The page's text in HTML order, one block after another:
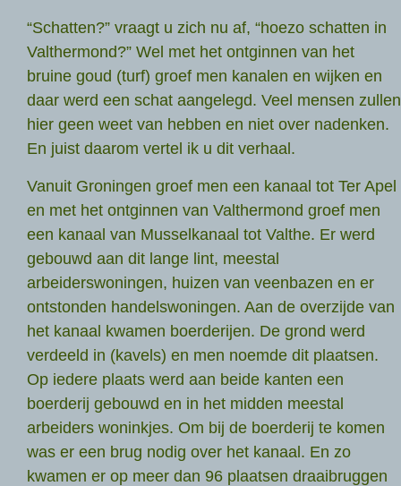
“Schatten?” vraagt u zich nu af, “hoezo schatten in
Valthermond?” Wel met het ontginnen van het
bruine goud (turf) groef men kanalen en wijken en
daar werd een schat aangelegd. Veel mensen zullen
hier geen weet van hebben en niet over nadenken.
En juist daarom vertel ik u dit verhaal.
Vanuit Groningen groef men een kanaal tot Ter Apel
en met het ontginnen van Valthermond groef men
een kanaal van Musselkanaal tot Valthe. Er werd
gebouwd aan dit lange lint, meestal
arbeiderswoningen, huizen van veenbazen en er
ontstonden handelswoningen. Aan de overzijde van
het kanaal kwamen boerderijen. De grond werd
verdeeld in (kavels) en men noemde dit plaatsen.
Op iedere plaats werd aan beide kanten een
boerderij gebouwd en in het midden meestal
arbeiders woninkjes. Om bij de boerderij te komen
was er een brug nodig over het kanaal. En zo
kwamen er op meer dan 96 plaatsen draaibruggen